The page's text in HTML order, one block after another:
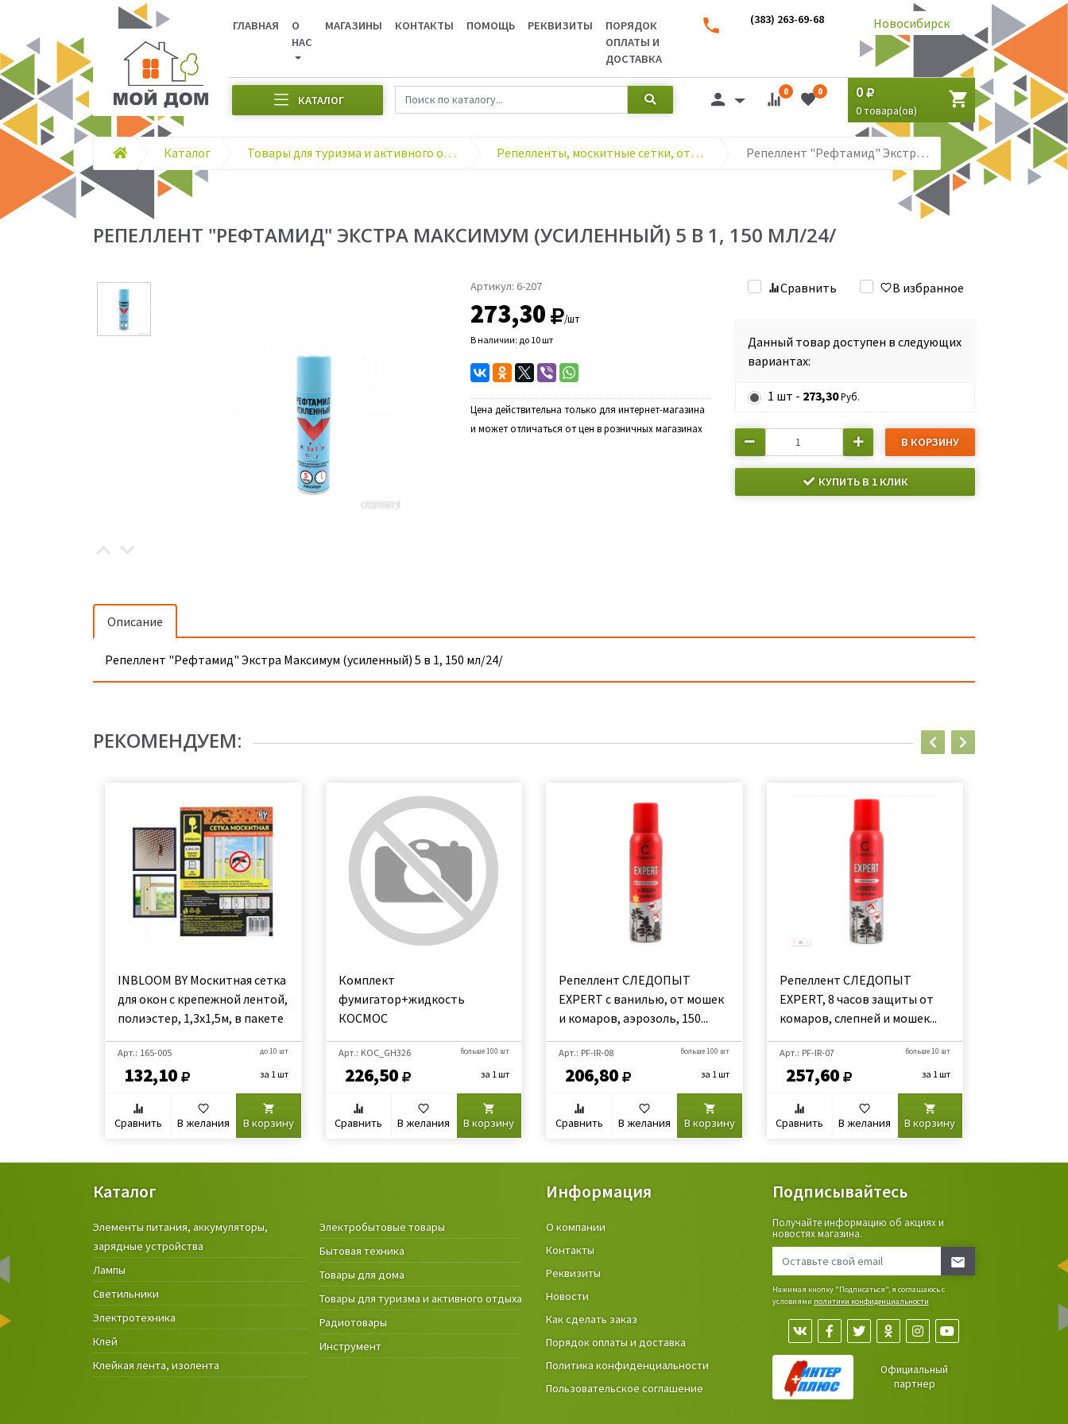
ГЛАВНАЯ
О
НАС
МАГАЗИНЫ КОНТАКТЫ ПОМОЩЬ РЕКВИЗИТЫ
ПОРЯДОК
ОПЛАТЫ И
ДОСТАВКА
(383) 263-69-68 Новосибирск
КАТАЛОГ
0 0 0
0товара(ов)
Каталог Товары для туризма и активного отдыха Репелленты, москитные сетки, отпугиватели, мышеловки Репеллент "Рефтамид" Экстра Максимум (усиленный) 5 в 1, 150 мл/24/
РЕПЕЛЛЕНТ "РЕФТАМИД" ЭКСТРА МАКСИМУМ (УСИЛЕННЫЙ) 5 В 1, 150 МЛ/24/
Артикул: 6-207
273,30 /шт
В наличии: до 10 шт
Цена действительна только для интернет-магазина
и может отличаться от цен в розничных магазинах
Сравнить В избранное
Данный товар доступен в следующих
вариантах:
1 шт - 273,30 Руб.
В КОРЗИНУ
КУПИТЬ В 1 КЛИК
Описание
Репеллент "Рефтамид" Экстра Максимум (усиленный) 5 в 1, 150 мл/24/
РЕКОМЕНДУЕМ:
INBLOOM BY Москитная сетка
для окон с крепежной лентой,
полиэстер, 1,3х1,5м, в пакете
Арт.: 165-005
132,10
до 10 шт
за 1 шт
Сравнить В желания В корзину
Комплект
фумигатор+жидкость
КОСМОС
Арт.: KOC_GH326
226,50
больше 100 шт
за 1 шт
Сравнить В желания В корзину
Репеллент СЛЕДОПЫТ
EXPERT с ванилью, от мошек
и комаров, аэрозоль, 150...
Арт.: PF-IR-08
206,80
больше 100 шт
за 1 шт
Сравнить В желания В корзину
Репеллент СЛЕДОПЫТ
EXPERT, 8 часов защиты от
комаров, слепней и мошек...
Арт.: PF-IR-07
257,60
больше 10 шт
за 1 шт
Сравнить В желания В корзину
Каталог
Элементы питания, аккумуляторы,
зарядные устройства
Лампы
Светильники
Электротехника
Клей
Клейкая лента, изолента
Электробытовые товары
Бытовая техника
Товары для дома
Товары для туризма и активного отдыха
Радиотовары
Инструмент
Крепёжные изделия и строительные
материалы
Товары и инструмент для дачи, сада,
Фонари
Информация
О компании
Контакты
Реквизиты
Новости
Как сделать заказ
Порядок оплаты и доставка
Политика конфиденциальности
Пользовательское соглашение
Подписывайтесь
Получайте информацию об акциях и
новостях магазина.
Нажимая кнопку "Подписаться", я соглашаюсь с
условиями политики конфиденциальности
Официальный
партнер